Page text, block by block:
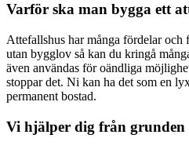
Varför ska man bygga ett
Attefallshus har många fördelar
utan bygglov så kan du kringå
även användas för oändliga
stoppar det. Ni kan ha det som en
permanent bostad.
Vi hjälper dig från grunden